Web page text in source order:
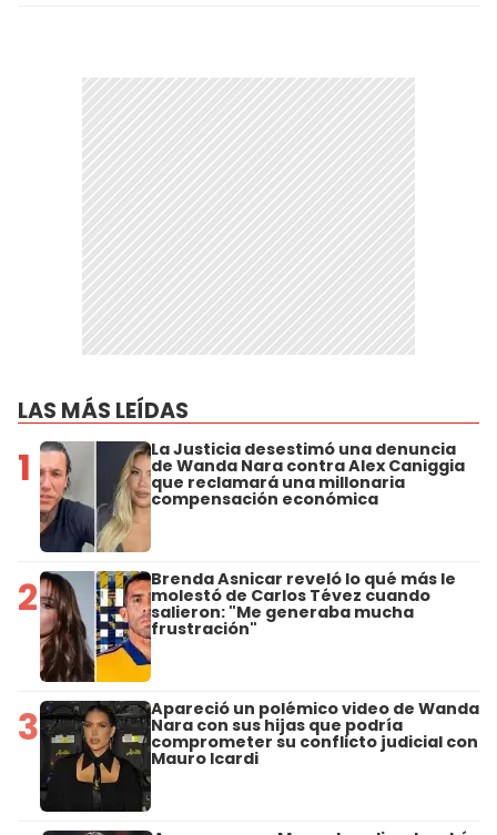
LAS MÁS LEÍDAS
1 La Justicia desestimó una denuncia
de Wanda Nara contra Alex Caniggia
que reclamará una millonaria
compensación económica
2 Brenda Asnicar reveló lo qué más le
molestó de Carlos Tévez cuando
salieron: "Me generaba mucha
frustración"
3 Apareció un polémico video de Wanda
Nara con sus hijas que podría
comprometer su conflicto judicial con
Mauro Icardi